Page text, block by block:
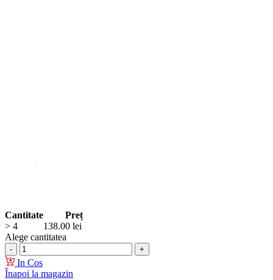
Cantitate
Preț
> 4
138.00 lei
Alege cantitatea
In Cos
Înapoi la magazin